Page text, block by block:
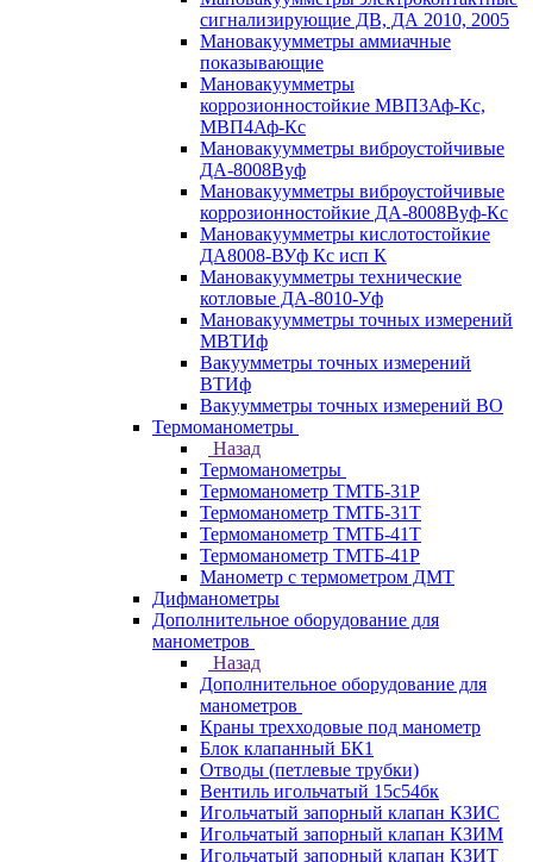
сигнализирующие ДВ, ДА 2010, 2005
Мановакуумметры аммиачные
показывающие
Мановакуумметры
коррозионностойкие МВП3Аф-Кс,
МВП4Аф-Кс
Мановакуумметры виброустойчивые
ДА-8008Вуф
Мановакуумметры виброустойчивые
коррозионностойкие ДА-8008Вуф-Кс
Мановакуумметры кислотостойкие
ДА8008-ВУф Кс исп К
Мановакуумметры технические
котловые ДА-8010-Уф
Мановакуумметры точных измерений
МВТИф
Вакуумметры точных измерений
ВТИф
Вакуумметры точных измерений ВО
Термоманометры
Назад
Термоманометры
Термоманометр ТМТБ-31Р
Термоманометр ТМТБ-31Т
Термоманометр ТМТБ-41Т
Термоманометр ТМТБ-41Р
Манометр с термометром ДМТ
Дифманометры
Дополнительное оборудование для
манометров
Назад
Дополнительное оборудование для
манометров
Краны трехходовые под манометр
Блок клапанный БК1
Отводы (петлевые трубки)
Вентиль игольчатый 15с54бк
Игольчатый запорный клапан КЗИС
Игольчатый запорный клапан КЗИМ
Игольчатый запорный клапан КЗИТ